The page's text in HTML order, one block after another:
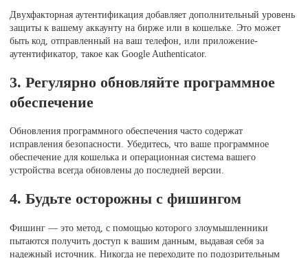
Двухфакторная аутентификация добавляет дополнительный уровень
защиты к вашему аккаунту на бирже или в кошельке. Это может
быть код, отправленный на ваш телефон, или приложение-
аутентификатор, такое как Google Authenticator.
3. Регулярно обновляйте программное
обеспечение
Обновления программного обеспечения часто содержат
исправления безопасности. Убедитесь, что ваше программное
обеспечение для кошелька и операционная система вашего
устройства всегда обновлены до последней версии.
4. Будьте осторожны с фишингом
Фишинг — это метод, с помощью которого злоумышленники
пытаются получить доступ к вашим данным, выдавая себя за
надежный источник. Никогда не переходите по подозрительным